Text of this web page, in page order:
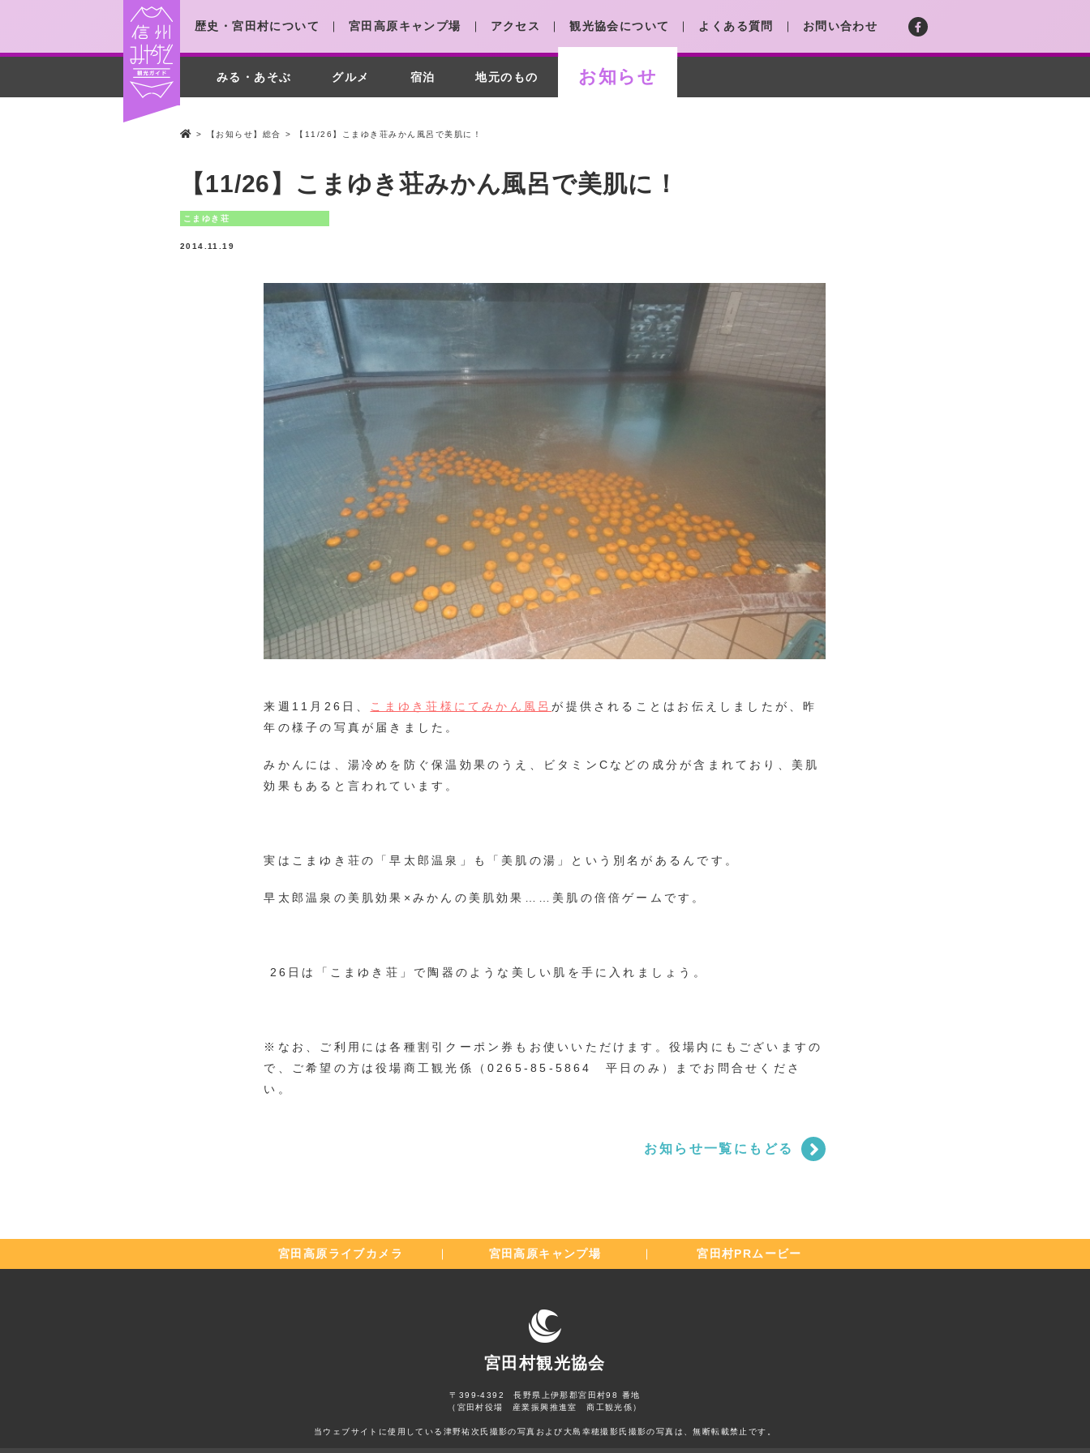
歴史・宮田村について 宮田高原キャンプ場 アクセス 観光協会について よくある質問 お問い合わせ
みる・あそぶ グルメ 宿泊 地元のもの お知らせ
> 【お知らせ】総合 > 【11/26】こまゆき荘みかん風呂で美肌に！
【11/26】こまゆき荘みかん風呂で美肌に！
こまゆき荘
2014.11.19
来週11月26日、 こまゆき荘様にてみかん風呂が提供されることはお伝えしましたが、昨
年の様子の写真が届きました。
みかんには、湯冷めを防ぐ保温効果のうえ、ビタミンCなどの成分が含まれており、美肌
効果もあると言われています。
実はこまゆき荘の「早太郎温泉」も「美肌の湯」という別名があるんです。
早太郎温泉の美肌効果×みかんの美肌効果……美肌の倍倍ゲームです。
26日は「こまゆき荘」で陶器のような美しい肌を手に入れましょう。
※なお、ご利用には各種割引クーポン券もお使いいただけます。役場内にもございますの
で、ご希望の方は役場商工観光係（0265-85-5864 平日のみ）までお問合せくださ
い。
お知らせ一覧にもどる
宮田高原ライブカメラ 宮田高原キャンプ場 宮田村PRムービー
宮田村観光協会
〒399-4392 長野県上伊那郡宮田村98 番地
（宮田村役場 産業振興推進室 商工観光係）
当ウェブサイトに使用している津野祐次氏撮影の写真および大島幸穂撮影氏撮影の写真は、無断転載禁止です。